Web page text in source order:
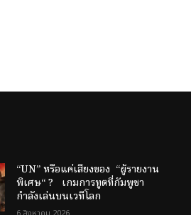
“UN” หรือแค่เสียงของ “ผู้รายงาน
พิเศษ“ ? เกมการทูตที่กัมพูชา
กำลังเล่นบนเวทีโลก